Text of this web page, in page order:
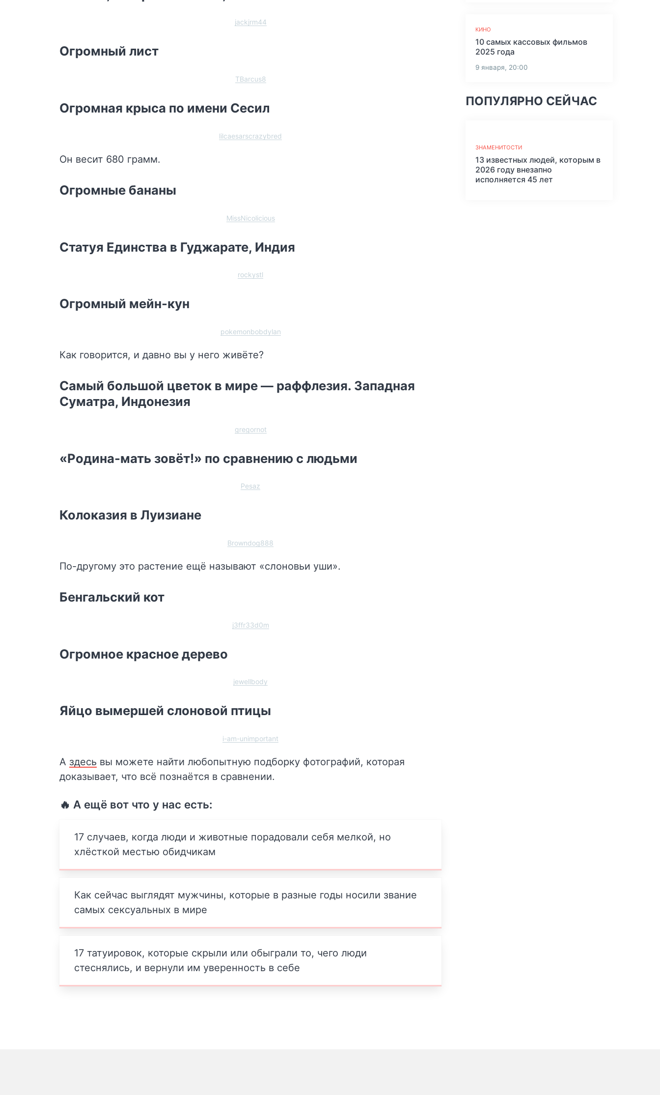
jackjrm44
Огромный лист
TBarcus8
Огромная крыса по имени Сесил
lilcaesarscrazybred
Он весит 680 грамм.
Огромные бананы
MissNicolicious
Статуя Единства в Гуджарате, Индия
rockystl
Огромный мейн-кун
pokemonbobdylan
Как говорится, и давно вы у него живёте?
Самый большой цветок в мире — раффлезия. Западная
Суматра, Индонезия
gregornot
«Родина-мать зовёт!» по сравнению с людьми
Pesaz
Колоказия в Луизиане
Browndog888
По-другому это растение ещё называют «слоновьи уши».
Бенгальский кот
j3ffr33d0m
Огромное красное дерево
jewellbody
Яйцо вымершей слоновой птицы
i-am-unimportant
А здесь вы можете найти любопытную подборку фотографий, которая
доказывает, что всё познаётся в сравнении.
🔥 А ещё вот что у нас есть:
17 случаев, когда люди и животные порадовали себя мелкой, но
хлёсткой местью обидчикам
Как сейчас выглядят мужчины, которые в разные годы носили звание
самых сексуальных в мире
17 татуировок, которые скрыли или обыграли то, чего люди
стеснялись, и вернули им уверенность в себе
КИНО
10 самых кассовых фильмов
2025 года
9 января, 20:00
ПОПУЛЯРНО СЕЙЧАС
ЗНАМЕНИТОСТИ
13 известных людей, которым в
2026 году внезапно
исполняется 45 лет